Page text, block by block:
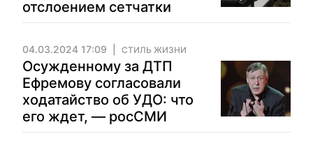
отслоением сетчатки
04.03.2024 17:09 СТИЛЬ ЖИЗНИ
Осужденному за ДТП
Ефремову согласовали
ходатайство об УДО: что
его ждет, — росСМИ